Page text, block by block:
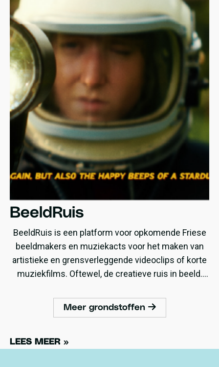
LEES MEER »
BeeldRuis
BeeldRuis is een platform voor opkomende Friese
beeldmakers en muziekacts voor het maken van
artistieke en grensverleggende videoclips of korte
muziekfilms. Oftewel, de creatieve ruis in beeld.
LEES MEER »
Meer grondstoffen